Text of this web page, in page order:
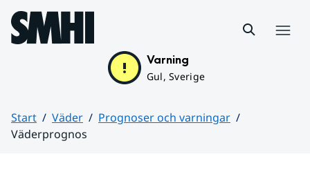
Hoppa till sidans innehåll
Varning
Gul, Sverige
Start Väder
Prognoser och varningar
Väderprognos